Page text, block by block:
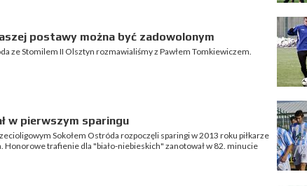
postawy można być zadowolonym
ze Stomilem II Olsztyn rozmawialiśmy z Pawłem Tomkiewiczem.
w pierwszym sparingu
Sokołem Ostróda rozpoczęli sparingi w 2013 roku piłkarze
Honorowe trafienie dla "biało-niebieskich" zanotował w 82. minucie